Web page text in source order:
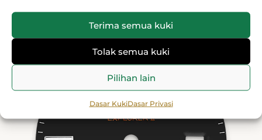
Terima semua kuki
Tolak semua kuki
Pilihan lain
Dasar KukiDasar Privasi